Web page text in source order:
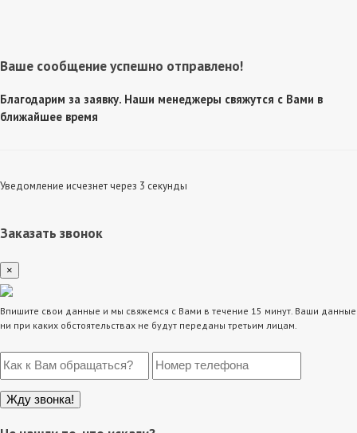
Ваше сообщение успешно отправлено!
Благодарим за заявку. Наши менеджеры свяжутся с Вами в
ближайшее время
Уведомление исчезнет через 3 секунды
Заказать звонок
×
Впишите свои данные и мы свяжемся с Вами в течение 15 минут. Ваши данные
ни при каких обстоятельствах не будут переданы третьим лицам.